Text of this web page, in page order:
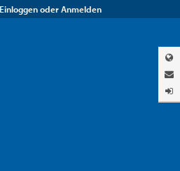
Einloggen oder Anmelden